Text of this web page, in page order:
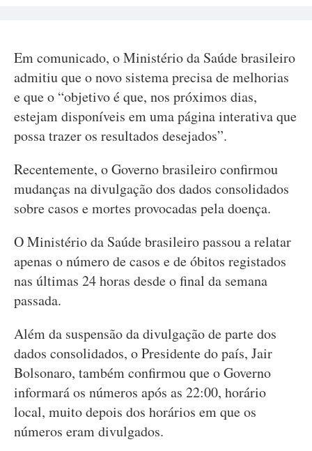
Em comunicado, o Ministério da Saúde brasileiro
admitiu que o novo sistema precisa de melhorias
e que o “objetivo é que, nos próximos dias,
estejam disponíveis em uma página interativa que
possa trazer os resultados desejados”.
Recentemente, o Governo brasileiro confirmou
mudanças na divulgação dos dados consolidados
sobre casos e mortes provocadas pela doença.
O Ministério da Saúde brasileiro passou a relatar
apenas o número de casos e de óbitos registados
nas últimas 24 horas desde o final da semana
passada.
Além da suspensão da divulgação de parte dos
dados consolidados, o Presidente do país, Jair
Bolsonaro, também confirmou que o Governo
informará os números após as 22:00, horário
local, muito depois dos horários em que os
números eram divulgados.